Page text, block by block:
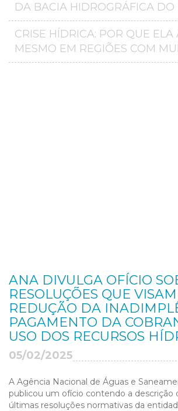
DA BACIA HIDROGRÁFICA DO
CRISE HÍDRICA: POR QUE ELA
MESMO EM REGIÕES COM
ANA DIVULGA OFÍCIO
RESOLUÇÕES QUE
REDUÇÃO DA
PAGAMENTO DA
USO DOS RECURSOS
05/02/2025
A Agência Nacional de Águas e
publicou um ofício contendo a descrição
últimas resoluções normativas da